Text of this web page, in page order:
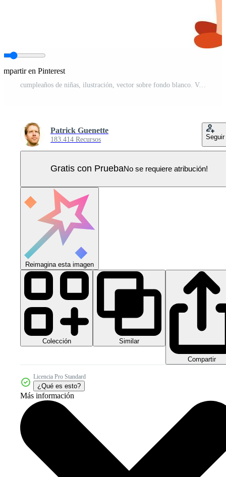
en Pinterest
cumpleaños de niñas, ilustración, vector sobre fondo blanco. Vector Pro
Patrick Guenette
183.414 Recursos Seguir
Gratis con PruebaNo se requiere atribución!
Reimagina esta imagen
Colección Similar
Compartir
Licencia Pro Standard
¿Qué es esto?
Más información